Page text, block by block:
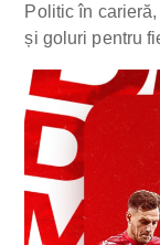
Politic în
și goluri pentru